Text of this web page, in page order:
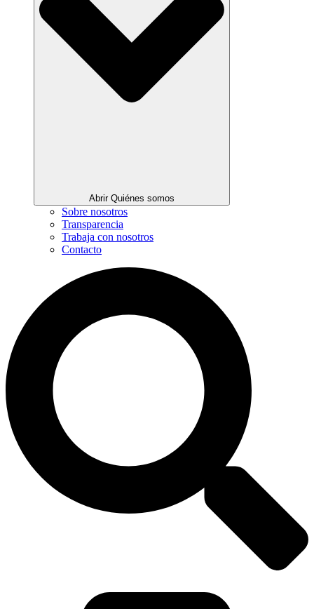
Abrir Quiénes somos
Sobre nosotros
Transparencia
Trabaja con nosotros
Contacto